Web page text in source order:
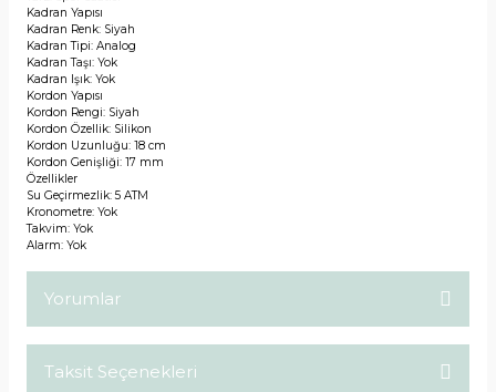
Kadran Yapısı
Kadran Renk: Siyah
Kadran Tipi: Analog
Kadran Taşı: Yok
Kadran Işık: Yok
Kordon Yapısı
Kordon Rengi: Siyah
Kordon Özellik: Silikon
Kordon Uzunluğu: 18 cm
Kordon Genişliği: 17 mm
Özellikler
Su Geçirmezlik: 5 ATM
Kronometre: Yok
Takvim: Yok
Alarm: Yok
Yorumlar
Taksit Seçenekleri